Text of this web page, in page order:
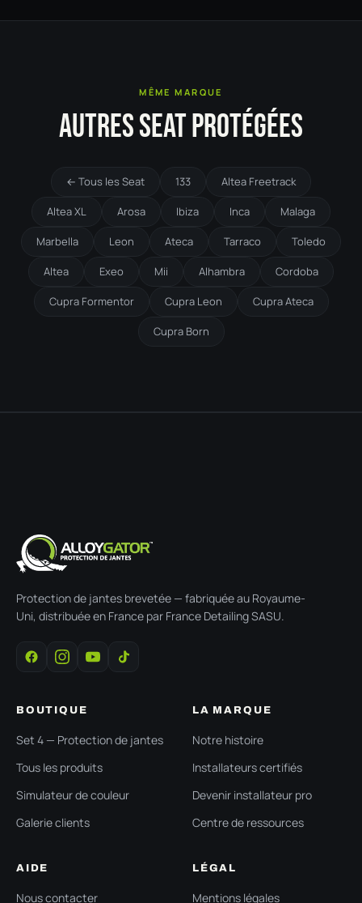
MÊME MARQUE
AUTRES SEAT PROTÉGÉES
← Tous les Seat 133 Altea Freetrack
Altea XL Arosa Ibiza Inca Malaga
Marbella Leon Ateca Tarraco Toledo
Altea Exeo Mii Alhambra Cordoba
Cupra Formentor Cupra Leon Cupra Ateca
Cupra Born
Protection de jantes brevetée — fabriquée au Royaume-
Uni, distribuée en France par France Detailing SASU.
BOUTIQUE
Set 4 — Protection de jantes
Tous les produits
Simulateur de couleur
Galerie clients
LA MARQUE
Notre histoire
Installateurs certifiés
Devenir installateur pro
Centre de ressources
AIDE
Nous contacter
LÉGAL
Mentions légales